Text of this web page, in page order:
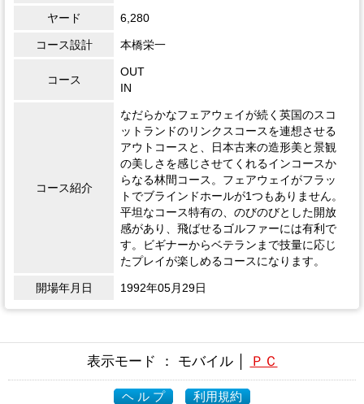
ヤード 6,280
コース設計 本橋栄一
コース
OUT
IN
コース紹介
なだらかなフェアウェイが続く英国のスコ
ットランドのリンクスコースを連想させる
アウトコースと、日本古来の造形美と景観
の美しさを感じさせてくれるインコースか
らなる林間コース。フェアウェイがフラッ
トでブラインドホールが1つもありません。
平坦なコース特有の、のびのびとした開放
感があり、飛ばせるゴルファーには有利で
す。ビギナーからベテランまで技量に応じ
たプレイが楽しめるコースになります。
開場年月日 1992年05月29日
表示モード ： モバイル │ ＰＣ
ヘ ル プ 利用規約